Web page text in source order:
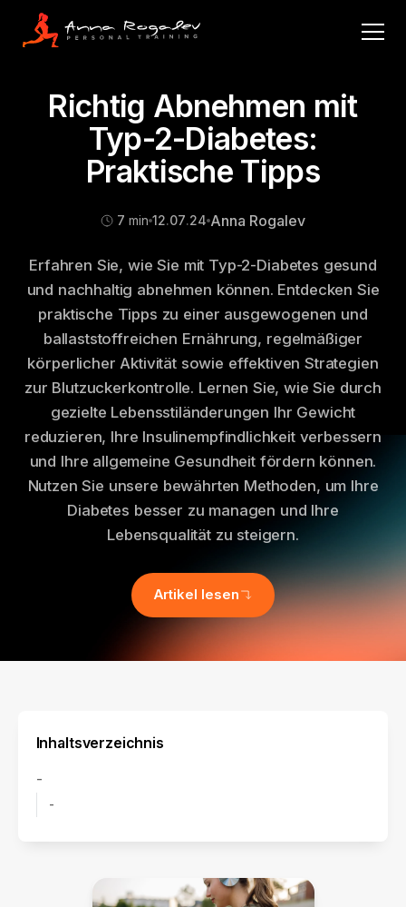
Richtig Abnehmen mit
Typ-2-Diabetes:
Praktische Tipps
7 min 12.07.24 Anna Rogalev
Erfahren Sie, wie Sie mit Typ-2-Diabetes gesund
und nachhaltig abnehmen können. Entdecken Sie
praktische Tipps zu einer ausgewogenen und
ballaststoffreichen Ernährung, regelmäßiger
körperlicher Aktivität sowie effektiven Strategien
zur Blutzuckerkontrolle. Lernen Sie, wie Sie durch
gezielte Lebensstiländerungen Ihr Gewicht
reduzieren, Ihre Insulinempfindlichkeit verbessern
und Ihre allgemeine Gesundheit fördern können.
Nutzen Sie unsere bewährten Methoden, um Ihre
Diabetes besser zu managen und Ihre
Lebensqualität zu steigern.
Artikel lesen
Inhaltsverzeichnis
-
-